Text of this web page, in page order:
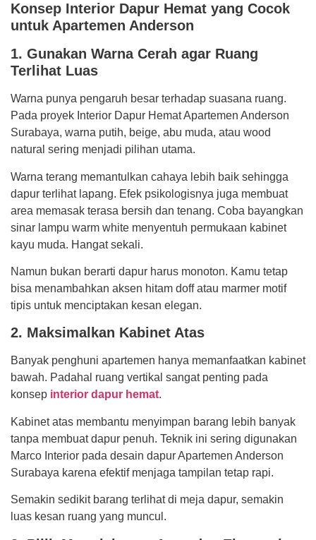
Konsep Interior Dapur Hemat yang Cocok
untuk Apartemen Anderson
1. Gunakan Warna Cerah agar Ruang
Terlihat Luas
Warna punya pengaruh besar terhadap suasana ruang.
Pada proyek Interior Dapur Hemat Apartemen Anderson
Surabaya, warna putih, beige, abu muda, atau wood
natural sering menjadi pilihan utama.
Warna terang memantulkan cahaya lebih baik sehingga
dapur terlihat lapang. Efek psikologisnya juga membuat
area memasak terasa bersih dan tenang. Coba bayangkan
sinar lampu warm white menyentuh permukaan kabinet
kayu muda. Hangat sekali.
Namun bukan berarti dapur harus monoton. Kamu tetap
bisa menambahkan aksen hitam doff atau marmer motif
tipis untuk menciptakan kesan elegan.
2. Maksimalkan Kabinet Atas
Banyak penghuni apartemen hanya memanfaatkan kabinet
bawah. Padahal ruang vertikal sangat penting pada
konsep interior dapur hemat.
Kabinet atas membantu menyimpan barang lebih banyak
tanpa membuat dapur penuh. Teknik ini sering digunakan
Marco Interior pada desain dapur Apartemen Anderson
Surabaya karena efektif menjaga tampilan tetap rapi.
Semakin sedikit barang terlihat di meja dapur, semakin
luas kesan ruang yang muncul.